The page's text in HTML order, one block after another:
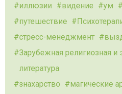
иллюзии
видение ум
путешествие
стресс-менеджмент
Зарубежная религиозная и
литература
знахарство
магические